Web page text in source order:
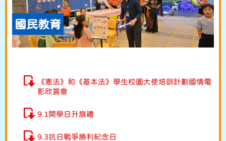
國民教育
《憲法》和《基本法》學生校園大使培訓計劃國情電
影欣賞會
9.1開學日升旗禮
9.3抗日戰爭勝利紀念日